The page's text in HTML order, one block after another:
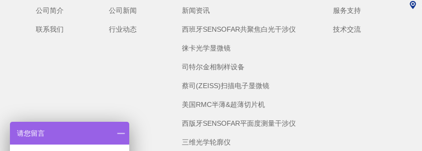
公司简介
联系我们
公司新闻
行业动态
新闻资讯
西班牙SENSOFAR共聚焦白光干涉仪
徕卡光学显微镜
司特尔金相制样设备
蔡司(ZEISS)扫描电子显微镜
美国RMC半薄&超薄切片机
西版牙SENSOFAR平面度测量干涉仪
三维光学轮廓仪
服务支持
技术交流

请您留言